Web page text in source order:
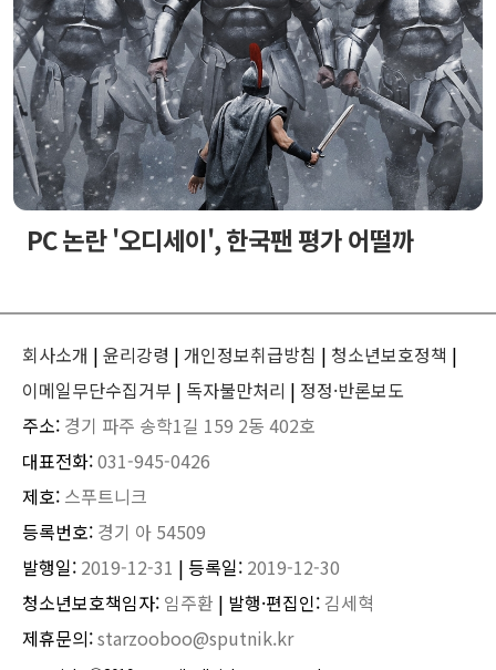
PC 논란 '오디세이', 한국팬 평가 어떨까
회사소개 | 윤리강령 | 개인정보취급방침 | 청소년보호정책 |
이메일무단수집거부 | 독자불만처리 | 정정·반론보도
주소: 경기 파주 송학1길 159 2동 402호
대표전화:031-945-0426
제호: 스푸트니크
등록번호: 경기 아 54509
발행일: 2019-12-31 | 등록일: 2019-12-30
청소년보호책임자: 임주환 | 발행·편집인: 김세혁
제휴문의:starzooboo@sputnik.kr